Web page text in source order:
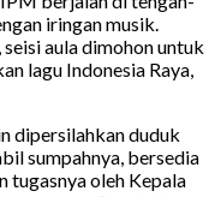
iringan musik.
aula dimohon untuk
lagu Indonesia Raya,
dipersilahkan duduk
sumpahnya, bersedia
tugasnya oleh Kepala